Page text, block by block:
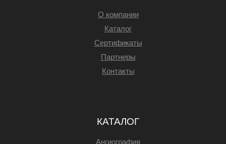
О компании
Каталог
Сертификаты
Партнеры
Контакты
КАТАЛОГ
Ангиография